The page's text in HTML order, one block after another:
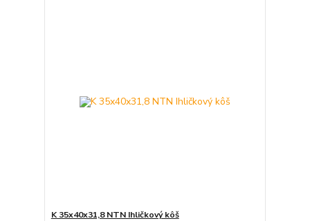
K 35x40x31,8 NTN Ihličkový kôš